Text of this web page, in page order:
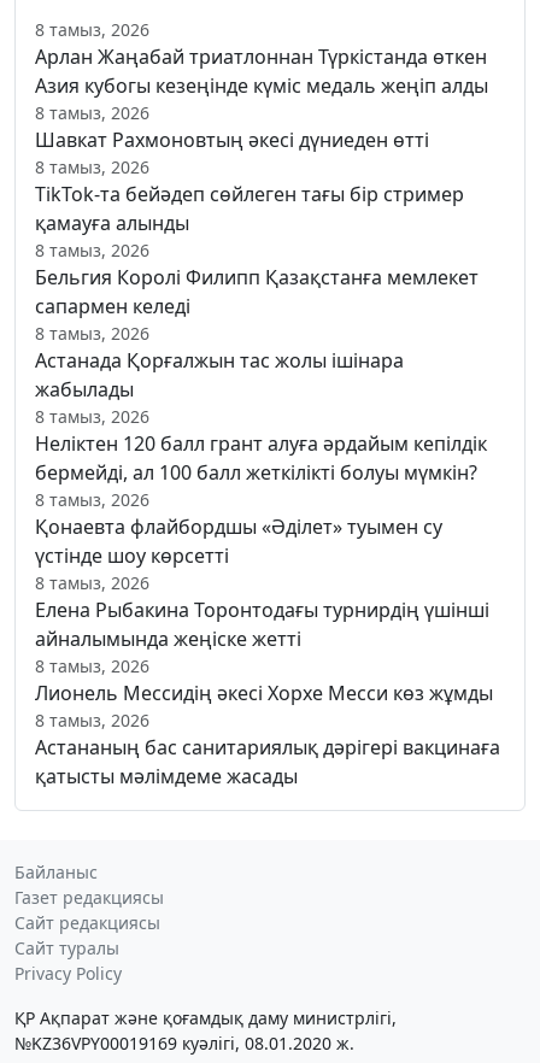
8 тамыз, 2026
Арлан Жаңабай триатлоннан Түркістанда өткен
Азия кубогы кезеңінде күміс медаль жеңіп алды
8 тамыз, 2026
Шавкат Рахмоновтың әкесі дүниеден өтті
8 тамыз, 2026
TikTok-та бейәдеп сөйлеген тағы бір стример
қамауға алынды
8 тамыз, 2026
Бельгия Королі Филипп Қазақстанға мемлекет
сапармен келеді
8 тамыз, 2026
Астанада Қорғалжын тас жолы ішінара
жабылады
8 тамыз, 2026
Неліктен 120 балл грант алуға әрдайым кепілдік
бермейді, ал 100 балл жеткілікті болуы мүмкін?
8 тамыз, 2026
Қонаевта флайбордшы «Әділет» туымен су
үстінде шоу көрсетті
8 тамыз, 2026
Елена Рыбакина Торонтодағы турнирдің үшінші
айналымында жеңіске жетті
8 тамыз, 2026
Лионель Мессидің әкесі Хорхе Месси көз жұмды
8 тамыз, 2026
Астананың бас санитариялық дәрігері вакцинаға
қатысты мәлімдеме жасады
Байланыс
Газет редакциясы
Сайт редакциясы
Сайт туралы
Privacy Policy
ҚР Ақпарат және қоғамдық даму министрлігі,
№KZ36VPY00019169 куәлігі, 08.01.2020 ж.